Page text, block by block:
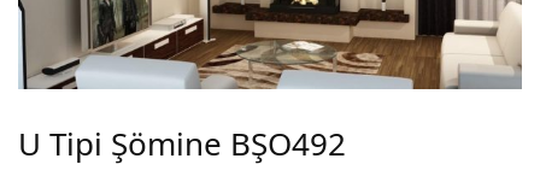
U Tipi Şömine BŞO492